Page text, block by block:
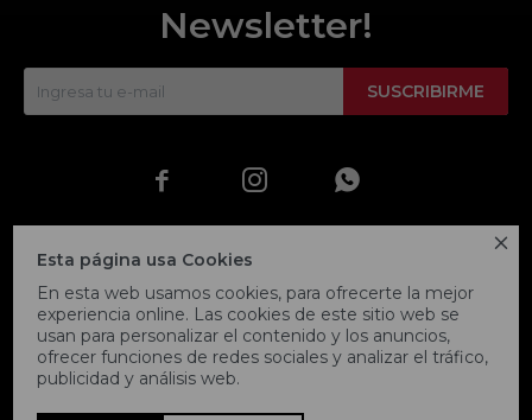

Esta página usa Cookies
En esta web usamos cookies, para ofrecerte la mejor
experiencia online. Las cookies de este sitio web se
usan para personalizar el contenido y los anuncios,
ofrecer funciones de redes sociales y analizar el tráfico,
publicidad y análisis web.
Newsletter!
SUSCRIBIRME
  